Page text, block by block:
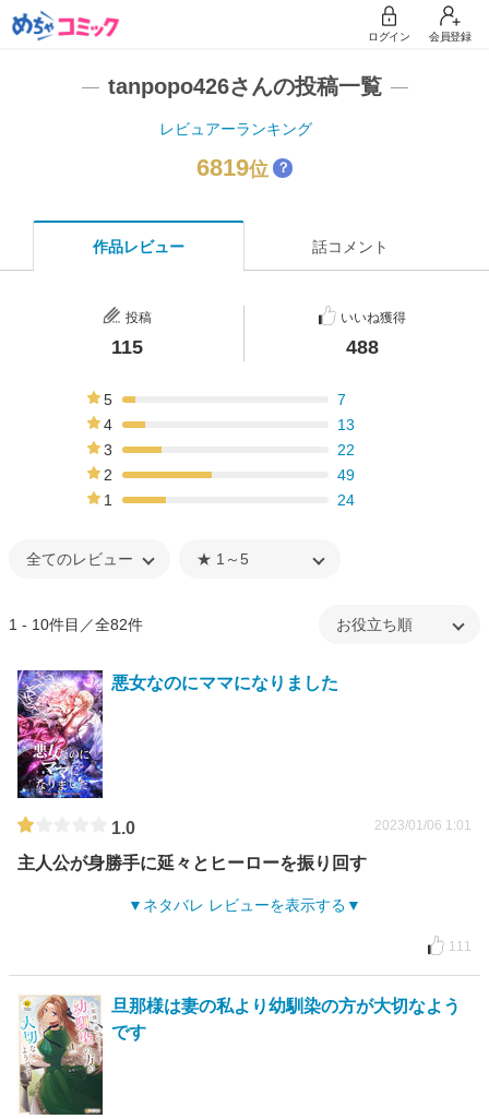
ログイン 会員登録
tanpopo426さんの投稿一覧
レビュアーランキング
6819位 ？
作品レビュー 話コメント
投稿
115
いいね獲得
488
5
7
4
13
3
22
2
49
1
24
1 - 10件目／全82件
悪女なのにママになりました
1.0 2023/01/06 1:01
主人公が身勝手に延々とヒーローを振り回す
ネタバレ レビューを表示する
111
旦那様は妻の私より幼馴染の方が大切なよう
です